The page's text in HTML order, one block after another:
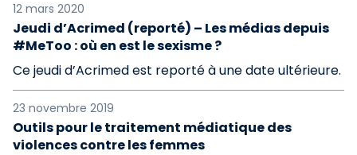
12 mars 2020
Jeudi d’Acrimed (reporté) – Les médias depuis
#MeToo : où en est le sexisme ?
Ce jeudi d’Acrimed est reporté à une date ultérieure.
23 novembre 2019
Outils pour le traitement médiatique des
violences contre les femmes